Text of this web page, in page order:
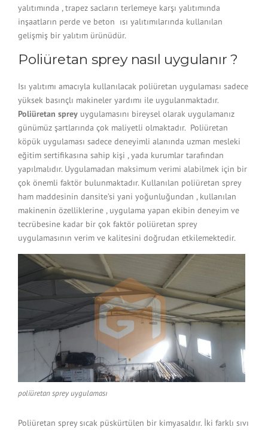
yalıtımında , trapez sacların terlemeye karşı yalıtımında
inşaatların perde ve beton ısı yalıtımılarında kullanılan
gelişmiş bir yalıtım ürünüdür.
Poliüretan sprey nasıl uygulanır ?
Isı yalıtımı amacıyla kullanılacak poliüretan uygulaması sadece
yüksek basınçlı makineler yardımı ile uygulanmaktadır.
Poliüretan sprey uygulamasını bireysel olarak uygulamanız
günümüz şartlarında çok maliyetli olmaktadır. Poliüretan
köpük uygulaması sadece deneyimli alanında uzman mesleki
eğitim sertifikasına sahip kişi , yada kurumlar tarafından
yapılmalıdır. Uygulamadan maksimum verimi alabilmek için bir
çok önemli faktör bulunmaktadır. Kullanılan poliüretan sprey
ham maddesinin dansite’si yani yoğunluğundan , kullanılan
makinenin özelliklerine , uygulama yapan ekibin deneyim ve
tecrübesine kadar bir çok faktör poliüretan sprey
uygulamasının verim ve kalitesini doğrudan etkilemektedir.
poliüretan sprey uygulaması
Poliüretan sprey sıcak püskürtülen bir kimyasaldır. İki farklı sıvı